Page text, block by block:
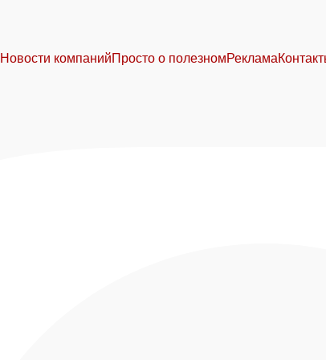
Новости компанийПросто о полезномРеклама